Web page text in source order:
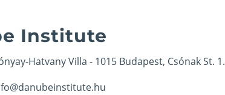
Institute
Hatvany Villa - 1015 Budapest, Csónak St. 1.